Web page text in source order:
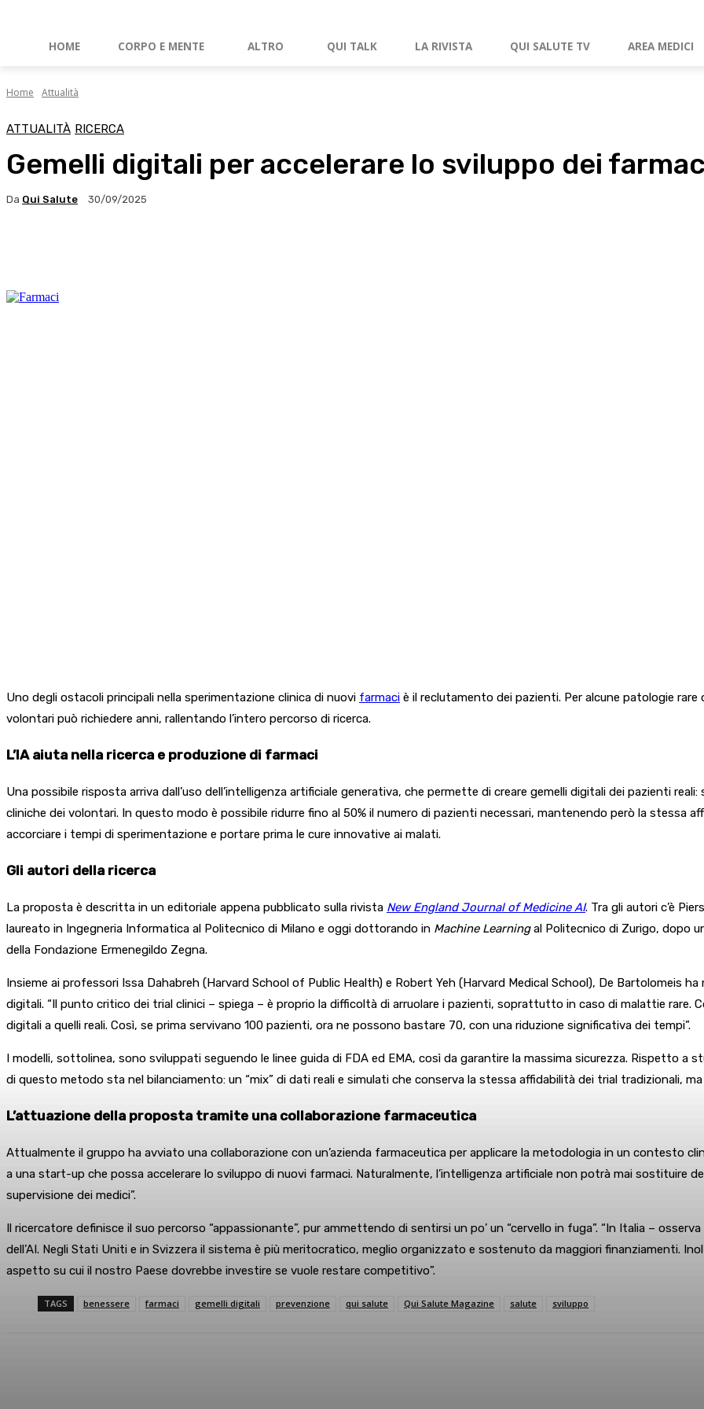
HOME CORPO E MENTE ALTRO QUI TALK LA RIVISTA QUI SALUTE TV AREA MEDICI
Home Attualità
ATTUALITÀ RICERCA
Gemelli digitali per accelerare lo sviluppo dei
Da Qui Salute 30/09/2025
Uno degli ostacoli principali nella sperimentazione clinica di nuovi farmaci è il reclutamento dei pazienti. Per alcune patologie
volontari può richiedere anni, rallentando l’intero percorso di ricerca.
L’IA aiuta nella ricerca e produzione di farmaci
Una possibile risposta arriva dall’uso dell’intelligenza artificiale generativa, che permette di creare gemelli digitali dei pazienti
cliniche dei volontari. In questo modo è possibile ridurre fino al 50% il numero di pazienti necessari, mantenendo però la stessa
accorciare i tempi di sperimentazione e portare prima le cure innovative ai malati.
Gli autori della ricerca
La proposta è descritta in un editoriale appena pubblicato sulla rivista New England Journal of Medicine AI. Tra gli autori c’è
laureato in Ingegneria Informatica al Politecnico di Milano e oggi dottorando in Machine Learningal Politecnico di Zurigo, dopo
della Fondazione Ermenegildo Zegna.
Insieme ai professori Issa Dahabreh (Harvard School of Public Health) e Robert Yeh (Harvard Medical School), De Bartolomeis
digitali. “Il punto critico dei trial clinici – spiega – è proprio la difficoltà di arruolare i pazienti, soprattutto in caso di malattie rare.
digitali a quelli reali. Così, se prima servivano 100 pazienti, ora ne possono bastare 70, con una riduzione significativa dei tempi”.
I modelli, sottolinea, sono sviluppati seguendo le linee guida di FDA ed EMA, così da garantire la massima sicurezza. Rispetto a
di questo metodo sta nel bilanciamento: un “mix” di dati reali e simulati che conserva la stessa affidabilità dei trial tradizionali,
L’attuazione della proposta tramite una collaborazione farmaceutica
Attualmente il gruppo ha avviato una collaborazione con un’azienda farmaceutica per applicare la metodologia in un contesto
a una start-up che possa accelerare lo sviluppo di nuovi farmaci. Naturalmente, l’intelligenza artificiale non potrà mai sostituire
supervisione dei medici”.
Il ricercatore definisce il suo percorso “appassionante”, pur ammettendo di sentirsi un po’ un “cervello in fuga”. “In Italia –
dell’AI. Negli Stati Uniti e in Svizzera il sistema è più meritocratico, meglio organizzato e sostenuto da maggiori finanziamenti.
aspetto su cui il nostro Paese dovrebbe investire se vuole restare competitivo”.
TAGS benessere farmaci gemelli digitali prevenzione qui salute Qui Salute Magazine salute sviluppo